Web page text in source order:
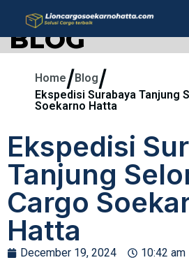
BLOG
Home/Blog/
Ekspedisi Surabaya Tanjung
Soekarno Hatta
Ekspedisi
Tanjung
Cargo
Hatta
December 19, 2024 10:42 am